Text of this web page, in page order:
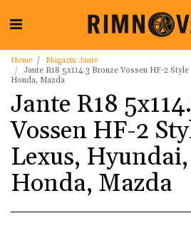
Home
Magazin Jante
Jante R18 5x114.3 Bronze Vossen HF-2
Honda, Mazda
Jante R18
Vossen HF-2
Lexus,
Honda, Mazda